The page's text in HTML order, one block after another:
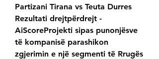
Partizani Tirana vs Teuta Durres
Rezultati drejtpërdrejt -
AiScoreProjekti sipas punonjësve
të kompanisë parashikon
zgjerimin e një segmenti të Rrugës